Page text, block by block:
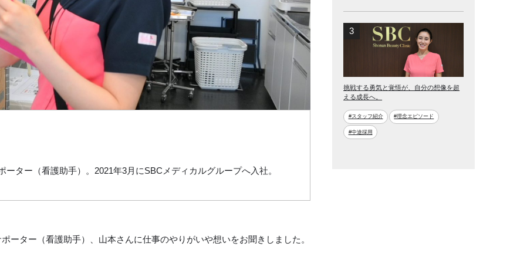
ター（看護助手）。2021年3月にSBCメディカルグループへ入社。
ーター（看護助手）、山本さんに仕事のやりがいや想いをお聞きしました。
挑戦する勇気と覚悟が、自分の想像を超
える成長へ。
#スタッフ紹介 #理念エピソード
#中途採用